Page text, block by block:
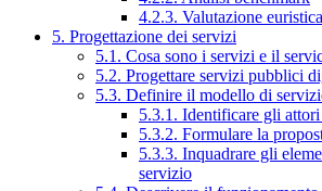
4.2.3. Valutazione euristica
5. Progettazione dei servizi
5.1. Cosa sono i servizi e il
5.2. Progettare servizi pubblici
5.3. Definire il modello di
5.3.1. Identificare gli
5.3.2. Formulare la
5.3.3. Inquadrare gli
servizio